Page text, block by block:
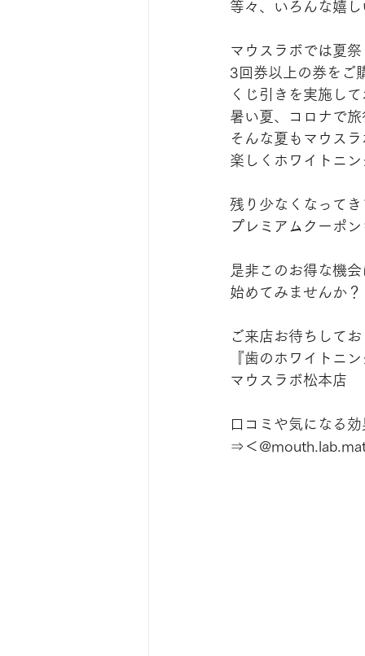
等々、いろんな嬉
マウスラボでは夏
3回券以上の券をご
くじ引きを実施し
暑い夏、コロナで
そんな夏もマウス
楽しくホワイトニ
残り少なくなって
プレミアムクーポ
是非このお得な機
始めてみませんか？
ご来店お待ちして
『歯のホワイトニ
マウスラボ松本店
口コミや気になる
⇒＜